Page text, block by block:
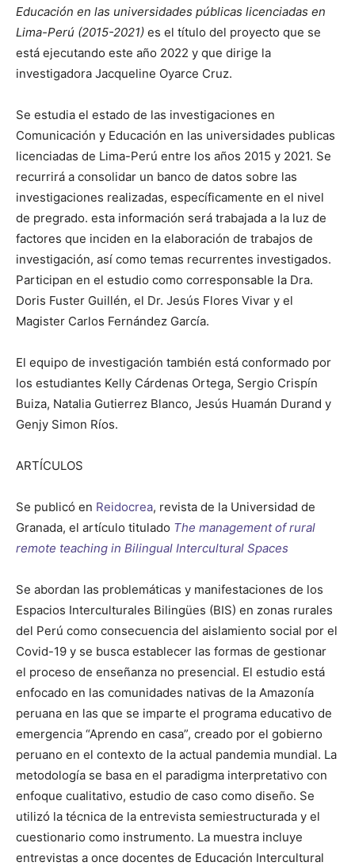
Educación en las universidades públicas licenciadas en
Lima-Perú (2015-2021) es el título del proyecto que se
está ejecutando este año 2022 y que dirige la
investigadora Jacqueline Oyarce Cruz.
Se estudia el estado de las investigaciones en
Comunicación y Educación en las universidades publicas
licenciadas de Lima-Perú entre los años 2015 y 2021. Se
recurrirá a consolidar un banco de datos sobre las
investigaciones realizadas, específicamente en el nivel
de pregrado. esta información será trabajada a la luz de
factores que inciden en la elaboración de trabajos de
investigación, así como temas recurrentes investigados.
Participan en el estudio como corresponsable la Dra.
Doris Fuster Guillén, el Dr. Jesús Flores Vivar y el
Magister Carlos Fernández García.
El equipo de investigación también está conformado por
los estudiantes Kelly Cárdenas Ortega, Sergio Crispín
Buiza, Natalia Gutierrez Blanco, Jesús Huamán Durand y
Genjy Simon Ríos.
ARTÍCULOS
Se publicó en Reidocrea, revista de la Universidad de
Granada, el artículo titulado The management of rural
remote teaching in Bilingual Intercultural Spaces
Se abordan las problemáticas y manifestaciones de los
Espacios Interculturales Bilingües (BIS) en zonas rurales
del Perú como consecuencia del aislamiento social por el
Covid-19 y se busca establecer las formas de gestionar
el proceso de enseñanza no presencial. El estudio está
enfocado en las comunidades nativas de la Amazonía
peruana en las que se imparte el programa educativo de
emergencia “Aprendo en casa”, creado por el gobierno
peruano en el contexto de la actual pandemia mundial. La
metodología se basa en el paradigma interpretativo con
enfoque cualitativo, estudio de caso como diseño. Se
utilizó la técnica de la entrevista semiestructurada y el
cuestionario como instrumento. La muestra incluye
entrevistas a once docentes de Educación Intercultural